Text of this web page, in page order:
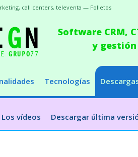
Software CRM,
y
Tecnologías
Los vídeos Descargar última
call centers, televenta — Folletos